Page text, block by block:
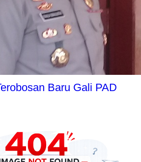
Baru Gali PAD